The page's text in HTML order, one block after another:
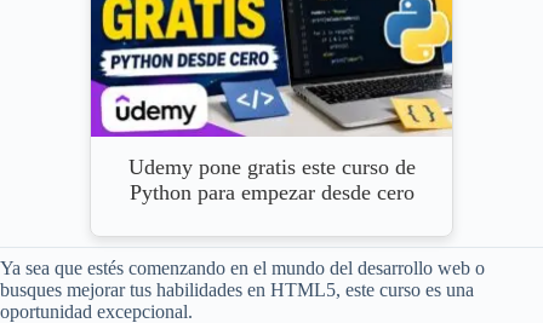
Udemy pone gratis este curso de
Python para empezar desde cero
Ya sea que estés comenzando en el mundo del desarrollo web o
busques mejorar tus habilidades en HTML5, este curso es una
oportunidad excepcional.